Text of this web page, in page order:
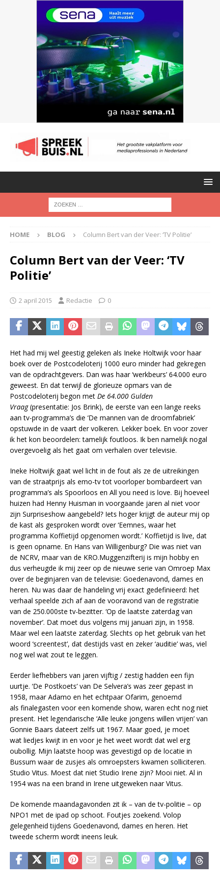
HOME BLOG Column Bert van der Veer: ‘TV Politie’
Column Bert van der Veer: ‘TV
Politie’
2 april 2015 Redactie 0
Het had mij wel geestig geleken als Ineke Holtwijk voor haar
boek over de Postcodeloterij 1000 euro minder had gekregen
van de opdrachtgevers. Dan was haar ‘werkbeurs’ 64.000 euro
geweest. En dat terwijl de glorieuze opmars van de
Postcodeloterij begon met De 64.000 Gulden
Vraag(presentatie: Jos Brink), de eerste van een lange reeks
aan tv-programma’s die ‘De mannen van de droomfabriek’
opstuwde in de vaart der volkeren. Lekker boek. En voor zover
ik het kon beoordelen: tamelijk foutloos. Ik ben namelijk nogal
overgevoelig als het gaat om verhalen over televisie.
Ineke Holtwijk gaat wel licht in de fout als ze de uitreikingen
van de straatprijs als emo-tv tot voorloper bombardeert van
programma’s als Spoorloos en All you need is love. Bij hoeveel
huizen had Henny Huisman in voorgaande jaren al niet voor
zijn Surpriseshow aangebeld? Iets hoger krijgt de auteur mij op
de kast als gesproken wordt over ‘Eemnes, waar het
programma Koffietijd opgenomen wordt.’ Koffietijd is live, dat
is geen opname. En Hans van Willigenburg? Die was niet van
de NCRV, maar van de KRO.Muggenzifterij is mijn hobby en
dus verheugde ik mij zeer op de nieuwe serie van Omroep Max
over de beginjaren van de televisie: Goedenavond, dames en
heren. Nu was daar de handeling vrij exact gedefinieerd: het
verhaal speelde zich af aan de vooravond van de registratie
van de 250.000ste tv-bezitter. ‘Op de laatste zaterdag van
november’. Dat moet dus volgens mij januari zijn, in 1958.
Maar wel een laatste zaterdag. Slechts op het gebruik van het
woord ‘screentest’, dat destijds vast en zeker ‘auditie’ was, viel
nog wel wat zout te leggen.
Eerder liefhebbers van jaren vijftig / zestig hadden een fijn
uurtje. ‘De Postkoets’ van De Selvera’s was zeer gepast in
1958, maar Adamo en het echtpaar Ofarim, genoemd
als finalegasten voor een komende show, waren echt nog niet
present. Het legendarische ‘Alle leuke jongens willen vrijen’ van
Gonnie Baars dateert zelfs uit 1967. Maar goed, je moet
wat liedjes kwijt in en voor je het weet wordt dat wel erg
oubollig. Mijn laatste hoop was gevestigd op de locatie in
Bussum waar de zusjes als omroepsters kwamen solliciteren.
Studio Vitus. Moest dat niet Studio Irene zijn? Mooi niet. Al in
1954 was na een brand in Irene uitgeweken naar Vitus.
De komende maandagavonden zit ik – van de tv-politie – op
NPO1 met de ipad op schoot. Foutjes zoekend. Volop
gelegenheid tijdens Goedenavond, dames en heren. Het
tweede scherm wordt ineens leuk.